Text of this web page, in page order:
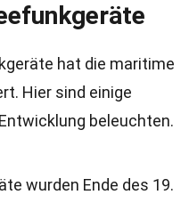
hat die maritime
Hier sind einige
beleuchten.
wurden Ende des 19.